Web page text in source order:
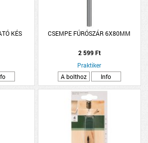
KÉS
CSEMPE FÚRÓSZÁR 6X80MM
2 599 Ft
Praktiker
A bolthoz
Info